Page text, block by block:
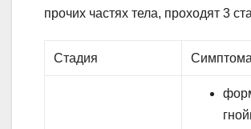
прочих частях тела, проходят 3
Стадия